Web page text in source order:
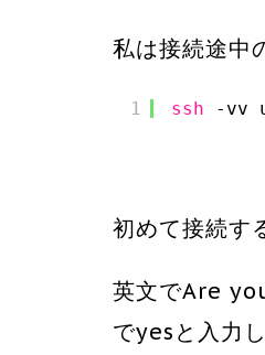
私は接続途中
1 ssh -vv
初めて接続す
英文でAre
でyesと入力